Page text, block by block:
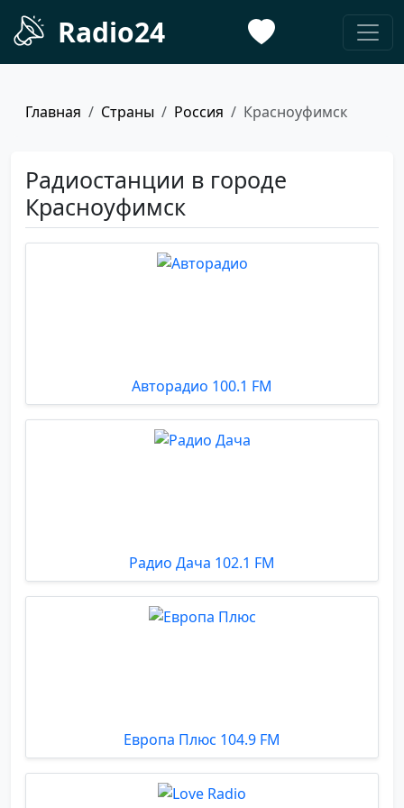
Radio24
Главная Страны Россия Красноуфимск
Радиостанции в городе
Красноуфимск
Авторадио 100.1 FM
Радио Дача 102.1 FM
Европа Плюс 104.9 FM